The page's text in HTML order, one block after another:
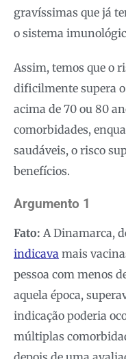
gravíssimas que já
o sistema
Assim, temos que o
dificilmente supera o
acima de 70 ou 80
comorbidades,
saudáveis, o risco
benefícios.
Argumento 1
Fato: A Dinamarca,
indicava mais
pessoa com menos
aquela época,
indicação poderia
múltiplas